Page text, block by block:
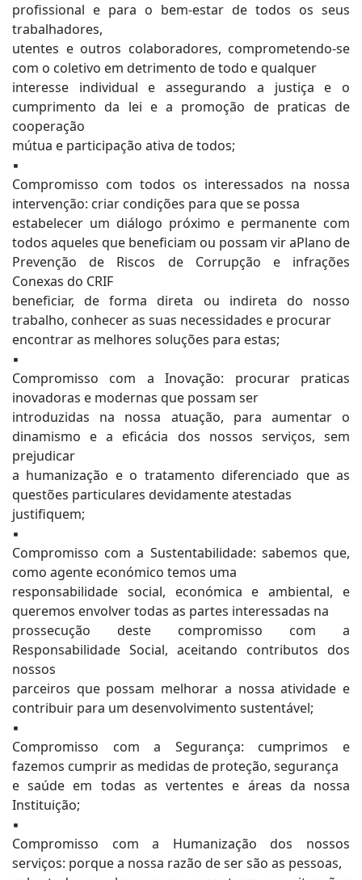
profissional e para o bem-estar de todos os seus
trabalhadores,
utentes e outros colaboradores, comprometendo-se
com o coletivo em detrimento de todo e qualquer
interesse individual e assegurando a justiça e o
cumprimento da lei e a promoção de praticas de
cooperação
mútua e participação ativa de todos;
▪
Compromisso com todos os interessados na nossa
intervenção: criar condições para que se possa
estabelecer um diálogo próximo e permanente com
todos aqueles que beneficiam ou possam vir aPlano de
Prevenção de Riscos de Corrupção e infrações
Conexas do CRIF
beneficiar, de forma direta ou indireta do nosso
trabalho, conhecer as suas necessidades e procurar
encontrar as melhores soluções para estas;
▪
Compromisso com a Inovação: procurar praticas
inovadoras e modernas que possam ser
introduzidas na nossa atuação, para aumentar o
dinamismo e a eficácia dos nossos serviços, sem
prejudicar
a humanização e o tratamento diferenciado que as
questões particulares devidamente atestadas
justifiquem;
▪
Compromisso com a Sustentabilidade: sabemos que,
como agente económico temos uma
responsabilidade social, económica e ambiental, e
queremos envolver todas as partes interessadas na
prossecução deste compromisso com a
Responsabilidade Social, aceitando contributos dos
nossos
parceiros que possam melhorar a nossa atividade e
contribuir para um desenvolvimento sustentável;
▪
Compromisso com a Segurança: cumprimos e
fazemos cumprir as medidas de proteção, segurança
e saúde em todas as vertentes e áreas da nossa
Instituição;
▪
Compromisso com a Humanização dos nossos
serviços: porque a nossa razão de ser são as pessoas,